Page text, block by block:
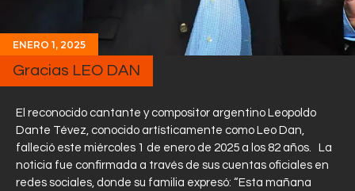
ENERO 1, 2025
Gracias LEO DAN
El reconocido cantante y compositor argentino Leopoldo
Dante Tévez, conocido artísticamente como Leo Dan,
falleció este miércoles 1 de enero de 2025 a los 82 años. La
noticia fue confirmada a través de sus cuentas oficiales en
redes sociales, donde su familia expresó: “Esta mañana